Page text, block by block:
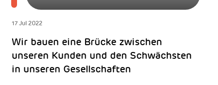
17 Jul 2022
Wir bauen eine Brücke zwischen
unseren Kunden und den Schwächsten
in unseren Gesellschaften